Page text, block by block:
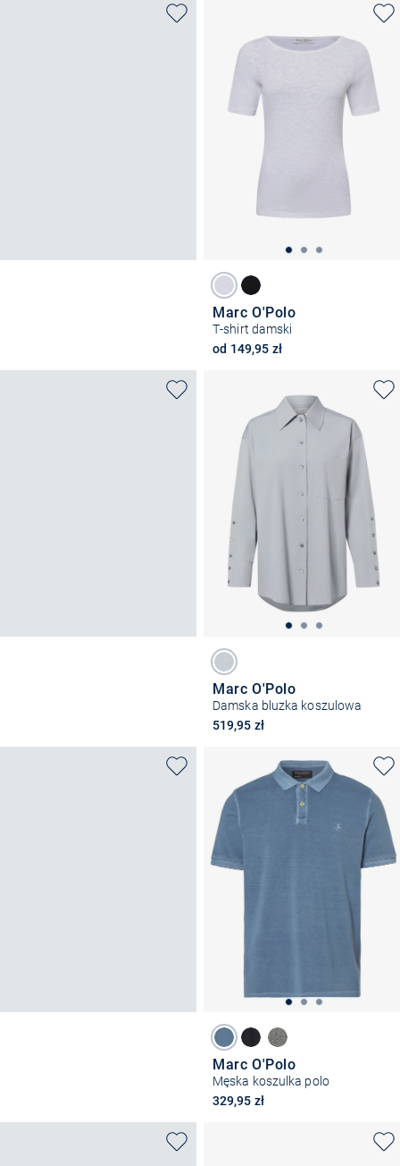
Marc O'Polo
T-shirt damski
od 149,95 zł
Marc O'Polo
Damska bluzka koszulowa
519,95 zł
Marc O'Polo
Męska koszulka polo
329,95 zł